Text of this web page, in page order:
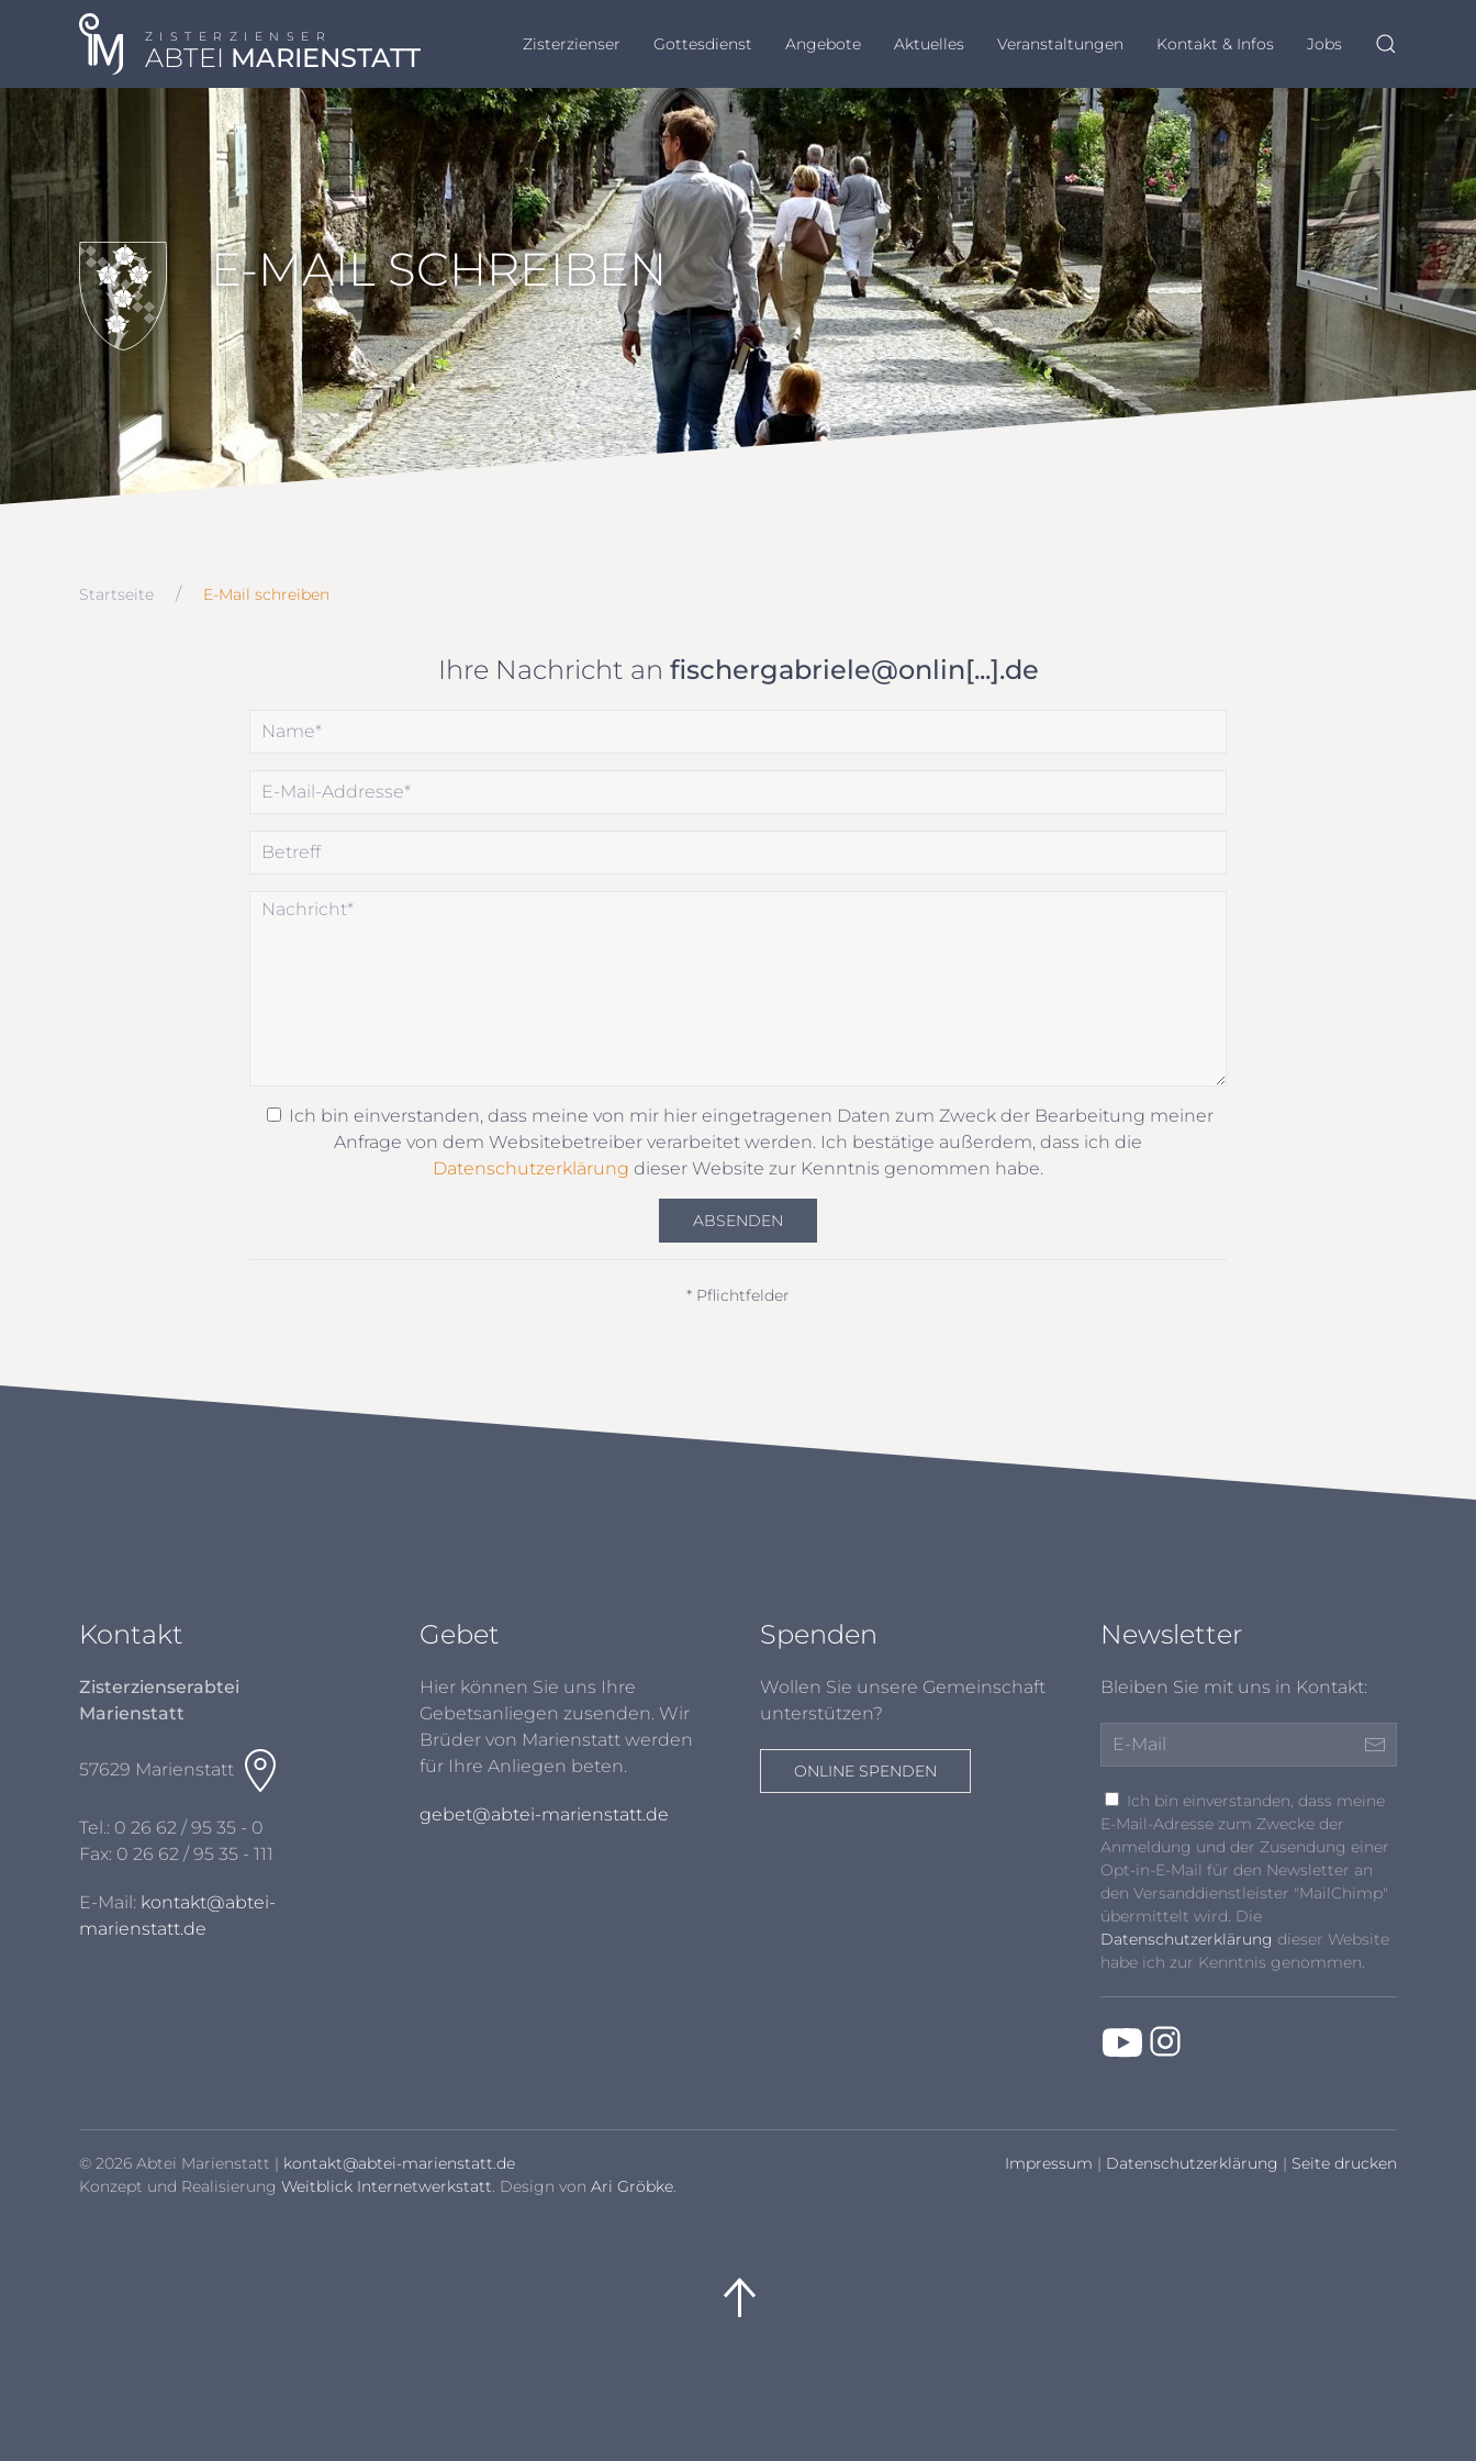
ZISTERZIENSER
ABTEI MARIENSTATT Zisterzienser Gottesdienst Angebote Aktuelles Veranstaltungen Kontakt & Infos Jobs
E-MAIL SCHREIBEN
Startseite E-Mail schreiben
Ihre Nachricht an fischergabriele@onlin[...].de
Ich bin einverstanden, dass meine von mir hier eingetragenen Daten zum Zweck der Bearbeitung meiner
Anfrage von dem Websitebetreiber verarbeitet werden. Ich bestätige außerdem, dass ich die
Datenschutzerklärung dieser Website zur Kenntnis genommen habe.
ABSENDEN
* Pflichtfelder
Kontakt
Zisterzienserabtei
Marienstatt
57629 Marienstatt
Tel.: 0 26 62 / 95 35 - 0
Fax: 0 26 62 / 95 35 - 111
E-Mail: kontakt@abtei-
marienstatt.de
Gebet
Hier können Sie uns Ihre
Gebetsanliegen zusenden. Wir
Brüder von Marienstatt werden
für Ihre Anliegen beten.
gebet@abtei-marienstatt.de
Spenden
Wollen Sie unsere Gemeinschaft
unterstützen?
ONLINE SPENDEN
Newsletter
Bleiben Sie mit uns in Kontakt:
Ich bin einverstanden, dass meine
E-Mail-Adresse zum Zwecke der
Anmeldung und der Zusendung einer
Opt-in-E-Mail für den Newsletter an
den Versanddienstleister "MailChimp"
übermittelt wird. Die
Datenschutzerklärung dieser Website
habe ich zur Kenntnis genommen.
Impressum | Datenschutzerklärung | Seite drucken
© 2026 Abtei Marienstatt | kontakt@abtei-marienstatt.de
Konzept und Realisierung Weitblick Internetwerkstatt. Design von Ari Gröbke.